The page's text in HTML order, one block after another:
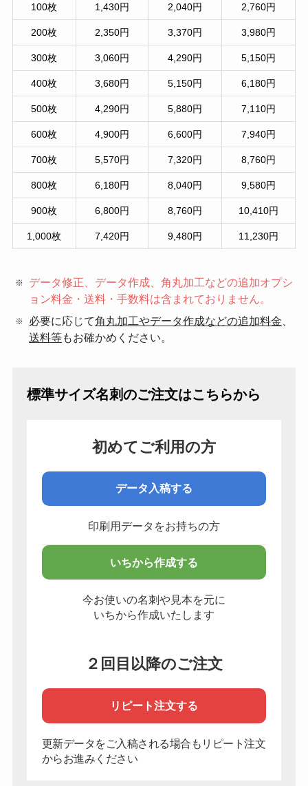
100枚 1,430円 2,040円 2,760円
200枚 2,350円 3,370円 3,980円
300枚 3,060円 4,290円 5,150円
400枚 3,680円 5,150円 6,180円
500枚 4,290円 5,880円 7,110円
600枚 4,900円 6,600円 7,940円
700枚 5,570円 7,320円 8,760円
800枚 6,180円 8,040円 9,580円
900枚 6,800円 8,760円 10,410円
1,000枚 7,420円 9,480円 11,230円
データ修正、データ作成、角丸加工などの追加オプシ
ョン料金・送料・手数料は含まれておりません。
必要に応じて角丸加工やデータ作成などの追加料金
送料等もお確かめください。
標準サイズ名刺のご注文はこちらから
初めてご利用の方
データ入稿する
印刷用データをお持ちの方
いちから作成する
今お使いの名刺や見本を元に
いちから作成いたします
２回目以降のご注文
リピート注文する
更新データをご入稿される場合もリピート注文
からお進みください